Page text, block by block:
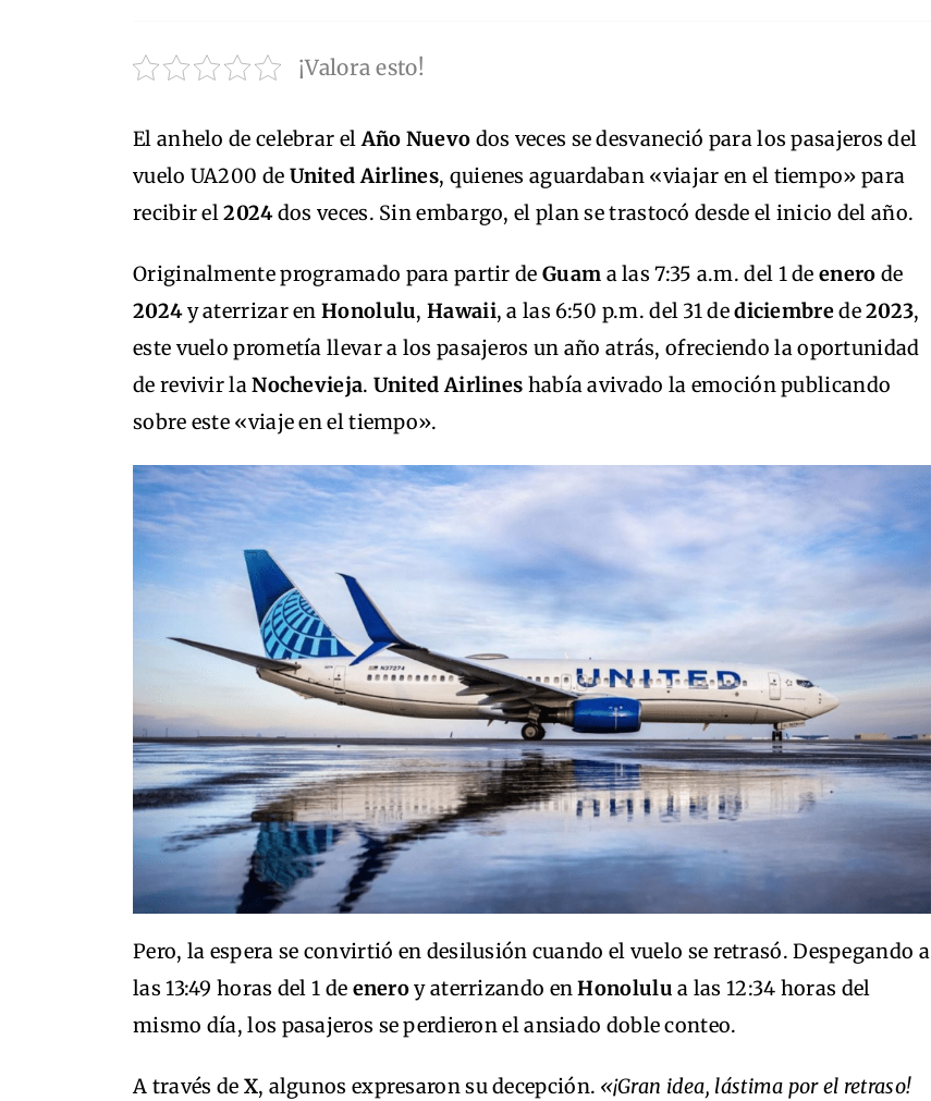
¡Valora esto!
El anhelo de celebrar elAño Nuevo dos veces se desvaneció para los pasajeros del
vuelo UA200 de United Airlines, quienes aguardaban «viajar en el tiempo» para
recibir el2024dos veces. Sin embargo, el plan se trastocó desde el inicio del año.
Originalmente programado para partir de Guam a las 7:35 a.m. del 1 deenero de
2024y aterrizar enHonolulu,Hawaii, a las 6:50 p.m. del 31 dediciembrede2023,
este vuelo prometía llevar a los pasajeros un año atrás, ofreciendo la oportunidad
de revivir laNochevieja. United Airlines había avivado la emoción publicando
sobre este «viaje en el tiempo».
Pero, la espera se convirtió en desilusión cuando el vuelo se retrasó. Despegando a
las 13:49 horas del 1 de eneroy aterrizando enHonolulu a las 12:34 horas del
mismo día, los pasajeros se perdieron el ansiado doble conteo.
A través de X, algunos expresaron su decepción. «¡Gran idea, lástima por el retraso!